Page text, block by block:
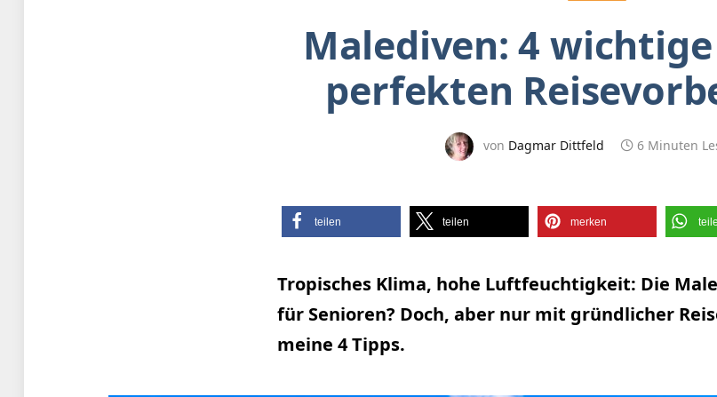
Malediven: 4
perfekten
von Dagmar Dittfeld 6 Minuten
teilen teilen merken
Tropisches Klima, hohe Luftfeuchtigkeit: Die
für Senioren? Doch, aber nur mit gründlicher
meine 4 Tipps.